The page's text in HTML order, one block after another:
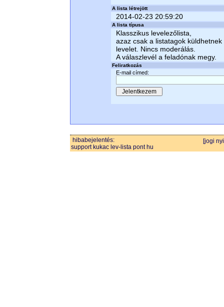
A lista létrejött
2014-02-23 20:59:20
A lista típusa
Klasszikus levelezőlista,
azaz csak a listatagok küldhetnek
levelet. Nincs moderálás.
A válaszlevél a feladónak megy.
Feliratkozás
E-mail címed:
hibabejelentés:
support kukac lev-lista pont hu
[jogi